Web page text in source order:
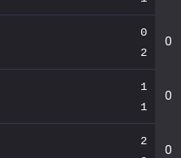
0
2
0
1
1
0
2
0